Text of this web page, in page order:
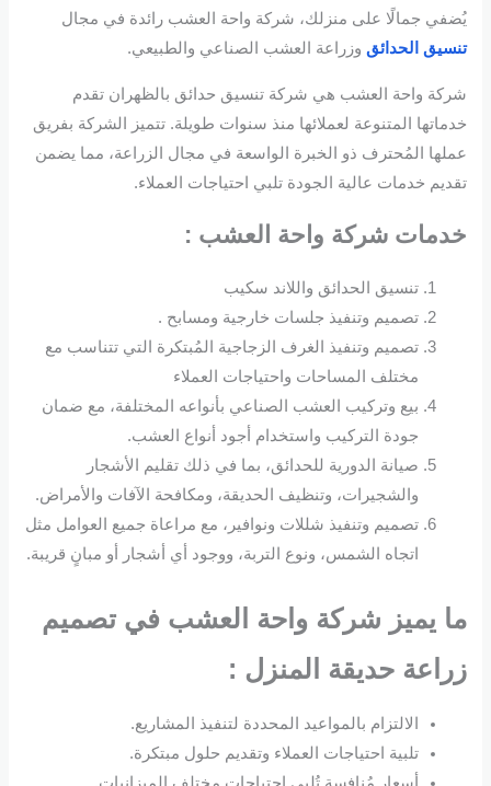
يُضفي جمالًا على منزلك، شركة واحة العشب رائدة في مجال
تنسيق الحدائقوزراعة العشب الصناعي والطبيعي.
شركة واحة العشب هي شركة تنسيق حدائق بالظهران تقدم
خدماتها المتنوعة لعملائها منذ سنوات طويلة. تتميز الشركة بفريق
عملها المُحترف ذو الخبرة الواسعة في مجال الزراعة، مما يضمن
تقديم خدمات عالية الجودة تلبي احتياجات العملاء.
خدمات شركة واحة العشب :
تنسيق الحدائق واللاند سكيب
تصميم وتنفيذ جلسات خارجية ومسابح .
تصميم وتنفيذ الغرف الزجاجية المُبتكرة التي تتناسب مع
مختلف المساحات واحتياجات العملاء
بيع وتركيب العشب الصناعي بأنواعه المختلفة، مع ضمان
جودة التركيب واستخدام أجود أنواع العشب.
صيانة الدورية للحدائق، بما في ذلك تقليم الأشجار
والشجيرات، وتنظيف الحديقة، ومكافحة الآفات والأمراض.
تصميم وتنفيذ شللات ونوافير، مع مراعاة جميع العوامل مثل
اتجاه الشمس، ونوع التربة، ووجود أي أشجار أو مبانٍ قريبة.
ما يميز شركة واحة العشب في تصميم
زراعة حديقة المنزل :
الالتزام بالمواعيد المحددة لتنفيذ المشاريع.
تلبية احتياجات العملاء وتقديم حلول مبتكرة.